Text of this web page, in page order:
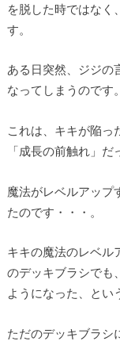
を脱した時ではなく
す。
ある日突然、ジジの
なってしまうのです。
これは、キキが陥っ
「成長の前触れ」
魔法がレベルアップ
たのです・・・。
キキの魔法のレベル
のデッキブラシでも
ようになった、とい
ただのデッキブラシ